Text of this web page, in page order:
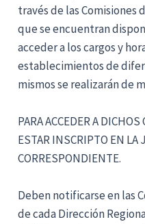
través de las
que se encuentran
acceder a los cargos y
establecimientos de
mismos se realizarán de
PARA ACCEDER A
ESTAR INSCRIPTO EN LA
CORRESPONDIENTE.
Deben notificarse en las
de cada Dirección